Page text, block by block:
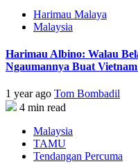
Harimau Malaya
Malaysia
Harimau Albino: Walau
Ngaumannya Buat
1 year ago Tom Bombadil
4 min read
Malaysia
TAMU
Tendangan Percuma